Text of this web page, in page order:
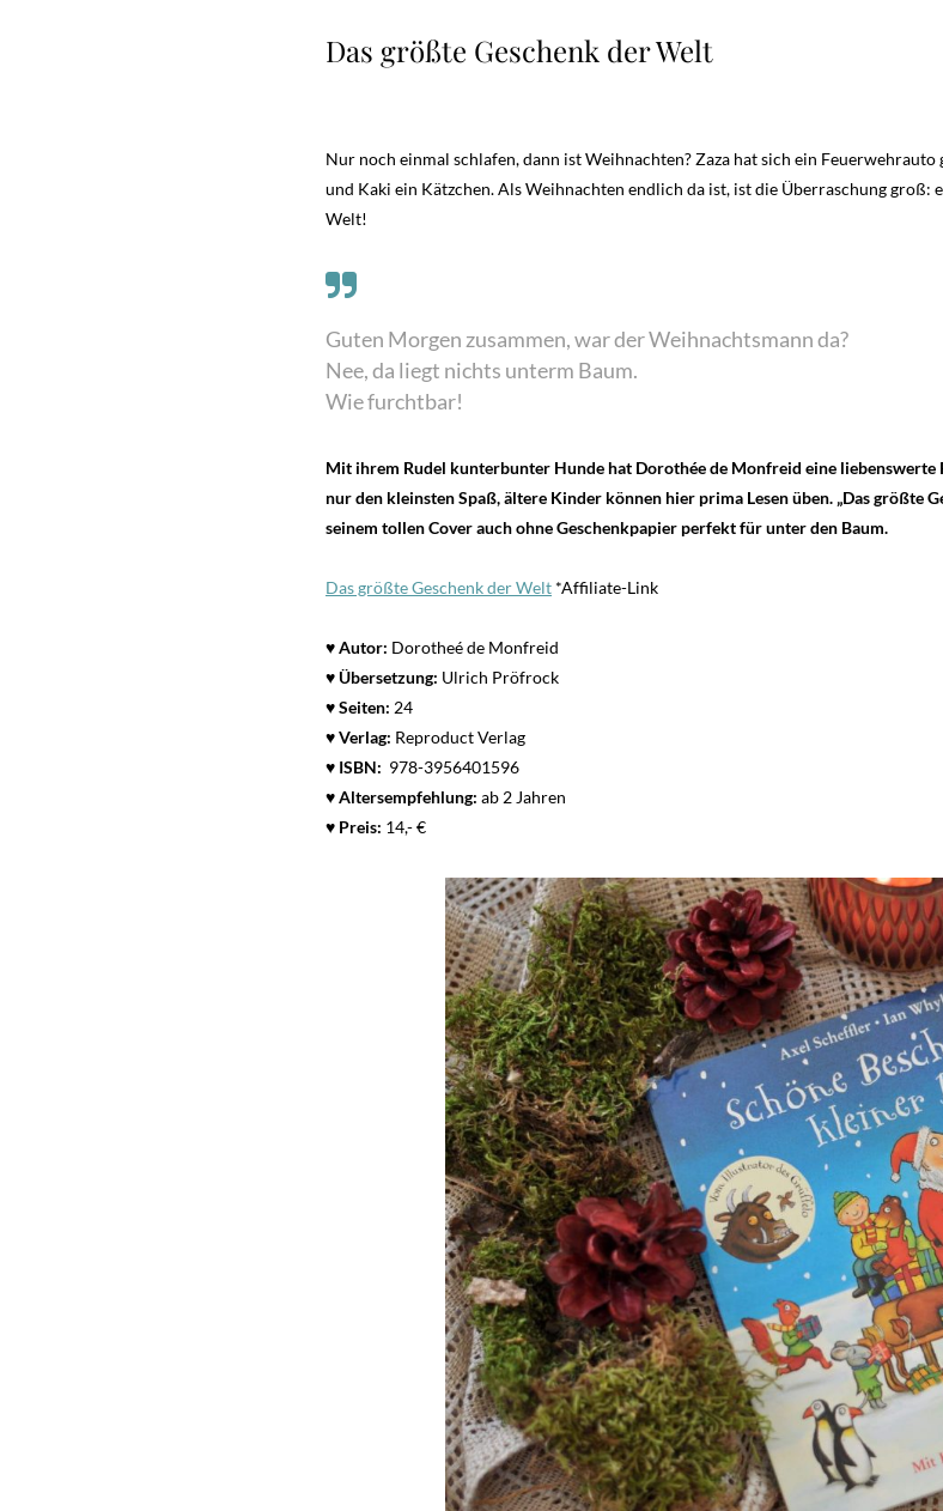
Das größte Geschenk der Welt
Nur noch einmal schlafen, dann ist Weihnachten? Zaza hat sich ein
und Kaki ein Kätzchen. Als Weihnachten endlich da ist, ist die Überraschung groß:
Welt!
Guten Morgen zusammen, war der Weihnachtsmann da?
Nee, da liegt nichts unterm Baum.
Wie furchtbar!
Mit ihrem Rudel kunterbunter Hunde hat Dorothée de Monfreid eine liebenswerte
nur den kleinsten Spaß, ältere Kinder können hier prima Lesen üben. „Das
seinem tollen Cover auch ohne Geschenkpapier perfekt für unter den Baum.
Das größte Geschenk der Welt *Affiliate-Link
♥ Autor: Dorotheé de Monfreid
♥ Übersetzung: Ulrich Pröfrock
♥Seiten: 24
♥ Verlag: Reproduct Verlag
♥ ISBN: 978-3956401596
♥Altersempfehlung: ab 2 Jahren
♥ Preis: 14,- €